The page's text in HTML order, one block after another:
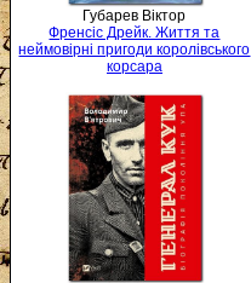
Губарев Віктор
Френсіс Дрейк. Життя та
неймовірні пригоди королівського
корсара